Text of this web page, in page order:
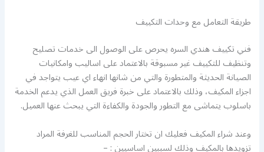
طريقة التعامل مع وحدات التكييف
فني تكييف هندي السره يحرص على الوصول الى خدمات تصليح
وتنظيف للتكييف غير مسبوقة بالاعتماد على اساليب وامكانيات
الصيانة الحديثة والمتطورة والتي من شانها انهاء اي عيب يتواجد في
اجزاء المكيف، وذلك بالاعتماد على خبرة فريق العمل الذي يدعم الخدمة
باسلوب يتماشى مع التطور والجودة والكفاءة التي يبحث عنها العميل.
وعند شراء المكيف فعليك ان تختار الحجم المناسب للغرفة المراد
تزويدها بالمكيف وذلك لسببين اساسيين : –